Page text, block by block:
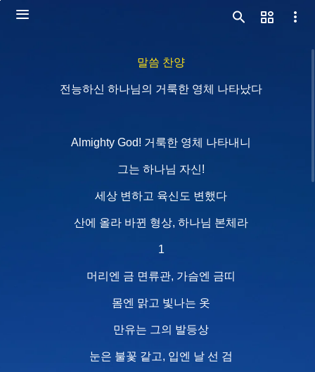
말씀 찬양
전능하신 하나님의 거룩한 영체 나타났다
Almighty God! 거룩한 영체 나타내니
그는 하나님 자신!
세상 변하고 육신도 변했다
산에 올라 바뀐 형상, 하나님 본체라
1
머리엔 금 면류관, 가슴엔 금띠
몸엔 맑고 빛나는 옷
만유는 그의 발등상
눈은 불꽃 같고, 입엔 날 선 검